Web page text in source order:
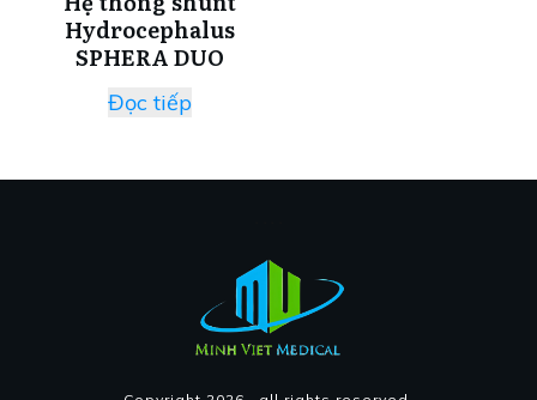
Hydrocephalus
SPHERA DUO
Đọc tiếp